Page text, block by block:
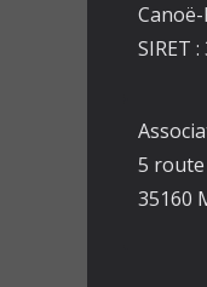
SIRET
5 route
35160